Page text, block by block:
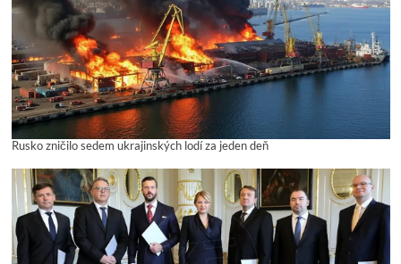
Rusko zničilo sedem ukrajinských lodí za jeden deň